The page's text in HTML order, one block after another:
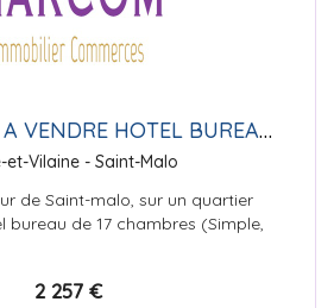
Hôtel bureau - A VENDRE HOTEL BUREAU ST MALO
Vilaine - Saint-Malo
de Saint-malo, sur un quartier
bureau de 17 chambres (Simple,
2 257 €